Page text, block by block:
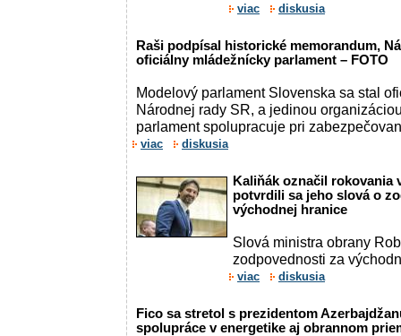
viac diskusia
Raši podpísal historické memorandum,
oficiálny mládežnícky parlament – FOTO
Modelový parlament Slovenska sa stal
Národnej rady SR, a jedinou
parlament spolupracuje pri
viac diskusia
Kaliňák označil rokovania
potvrdili sa jeho slová o
východnej hranice
Slová ministra obrany
zodpovednosti za
viac diskusia
Fico sa stretol s prezidentom
spolupráce v energetike aj obrannom